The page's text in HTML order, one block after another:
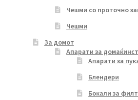
Чешми со проточно
Чешми
За домот
Апарати за
Апарати за
Блендери
Бокали за